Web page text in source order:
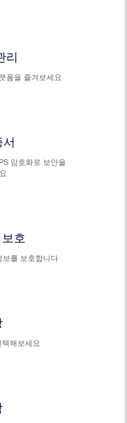
리
폼을 즐겨보세요
암호화로 보안을
호
보를 보호합니다
해보세요